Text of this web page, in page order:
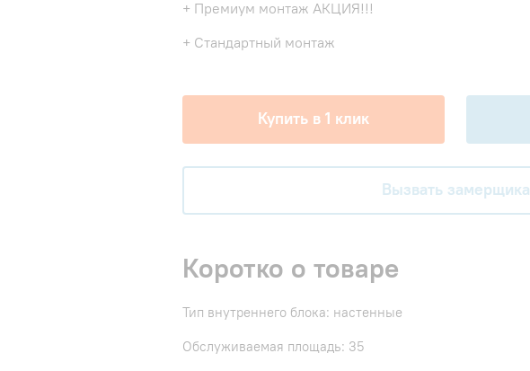
+ Премиум монтаж АКЦИЯ!!!
+ Стандартный монтаж
Купить в 1 клик
Вызвать замерщика
Коротко о товаре
Тип внутреннего блока: настенные
Обслуживаемая площадь: 35